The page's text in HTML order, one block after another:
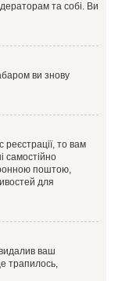
та собі. Ви
ви знову
реєстрації, то вам
самостійно
поштою,
для
ваш
трапилось,